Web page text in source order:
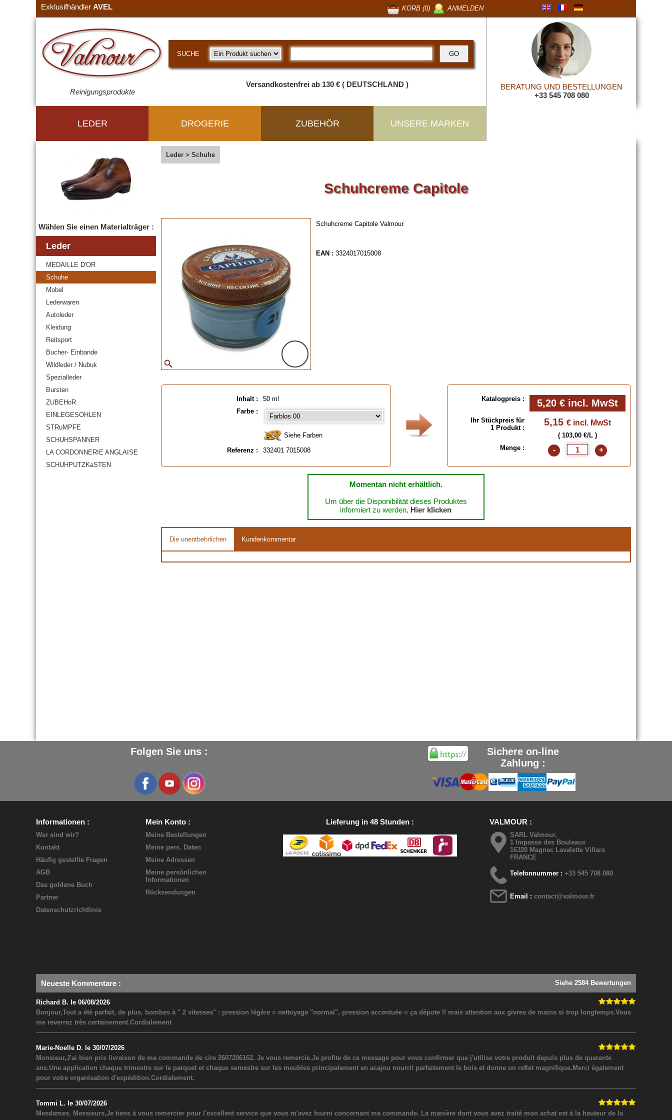
Exklusifhändler AVEL ANMELDEN
KORB (0)
Reinigungsprodukte
SUCHE
Versandkostenfrei ab 130 € ( DEUTSCHLAND )
BERATUNG UND BESTELLUNGEN
+33 545 708 080
LEDER DROGERIE ZUBEHÖR UNSERE MARKEN
Wählen Sie einen Materialträger :
Leder
MEDAILLE D'OR
Schuhe
Mobel
Lederwaren
Autoleder
Kleidung
Reitsport
Bucher- Einbande
Wildleder / Nubuk
Spezialleder
Bursten
ZUBEHoR
EINLEGESOHLEN
STRuMPFE
SCHUHSPANNER
LA CORDONNERIE ANGLAISE
SCHUHPUTZKaSTEN
Leder > Schuhe
Schuhcreme Capitole
Schuhcreme Capitole Valmour.
EAN : 3324017015008
Inhalt :
50 ml
Farbe :
Siehe Farben
Referenz : 332401 7015008
Katalogpreis : 5,20 € incl. MwSt
Ihr Stückpreis für
1 Produkt :
5,15 € incl. MwSt
( 103,00 €/L )
Menge :
- +
Momentan nicht erhältlich.
Um über die Disponibilität dieses Produktes
informiert zu werden, Hier klicken
Die unentbehrlichen Kundenkommentar
Folgen Sie uns :
Sichere on-line
Zahlung :
Informationen
Wer sind wir?
Kontakt
Häufig gestellte Fragen
AGB
Das goldene Buch
Partner
Datenschutzrichtlinie
Mein Konto
Meine Bestellungen
Meine pers. Daten
Meine Adressen
Meine persönlichen
Informationen
Rücksendungen
Lieferung in 48 Stunden VALMOUR
SARL Valmour,
1 Impasse des Bouleaux
16320 Magnac Lavalette Villars
FRANCE
Telefonnummer :+33 545 708 080
Email :contact@valmour.fr
Neueste Kommentare : Siehe 2584 Bewertungen
Richard B. le 06/08/2026
Bonjour,Tout a été parfait, de plus, bombes à " 2 vitesses" : pression légère = nettoyage "normal", pression accentuée = ça dépote !! mais attention aux givres de mains si trop longtemps.Vous
me reverrez très certainement.Cordialement
Marie-Noelle D. le 30/07/2026
Monsieur,J'ai bien pris livraison de ma commande de cire 2607206162. Je vous remercie.Je profite de ce message pour vous confirmer que j'utilise votre produit depuis plus de quarante
ans.Une application chaque trimestre sur le parquet et chaque semestre sur les meubles principalement en acajou nourrit parfaitement le bois et donne un reflet magnifique.Merci également
pour votre organisation d'expédition.Cordialement.
Tommi L. le 30/07/2026
Mesdames, Messieurs,Je tiens à vous remercier pour l'excellent service que vous m'avez fourni concernant ma commande. La manière dont vous avez traité mon achat est à la hauteur de la